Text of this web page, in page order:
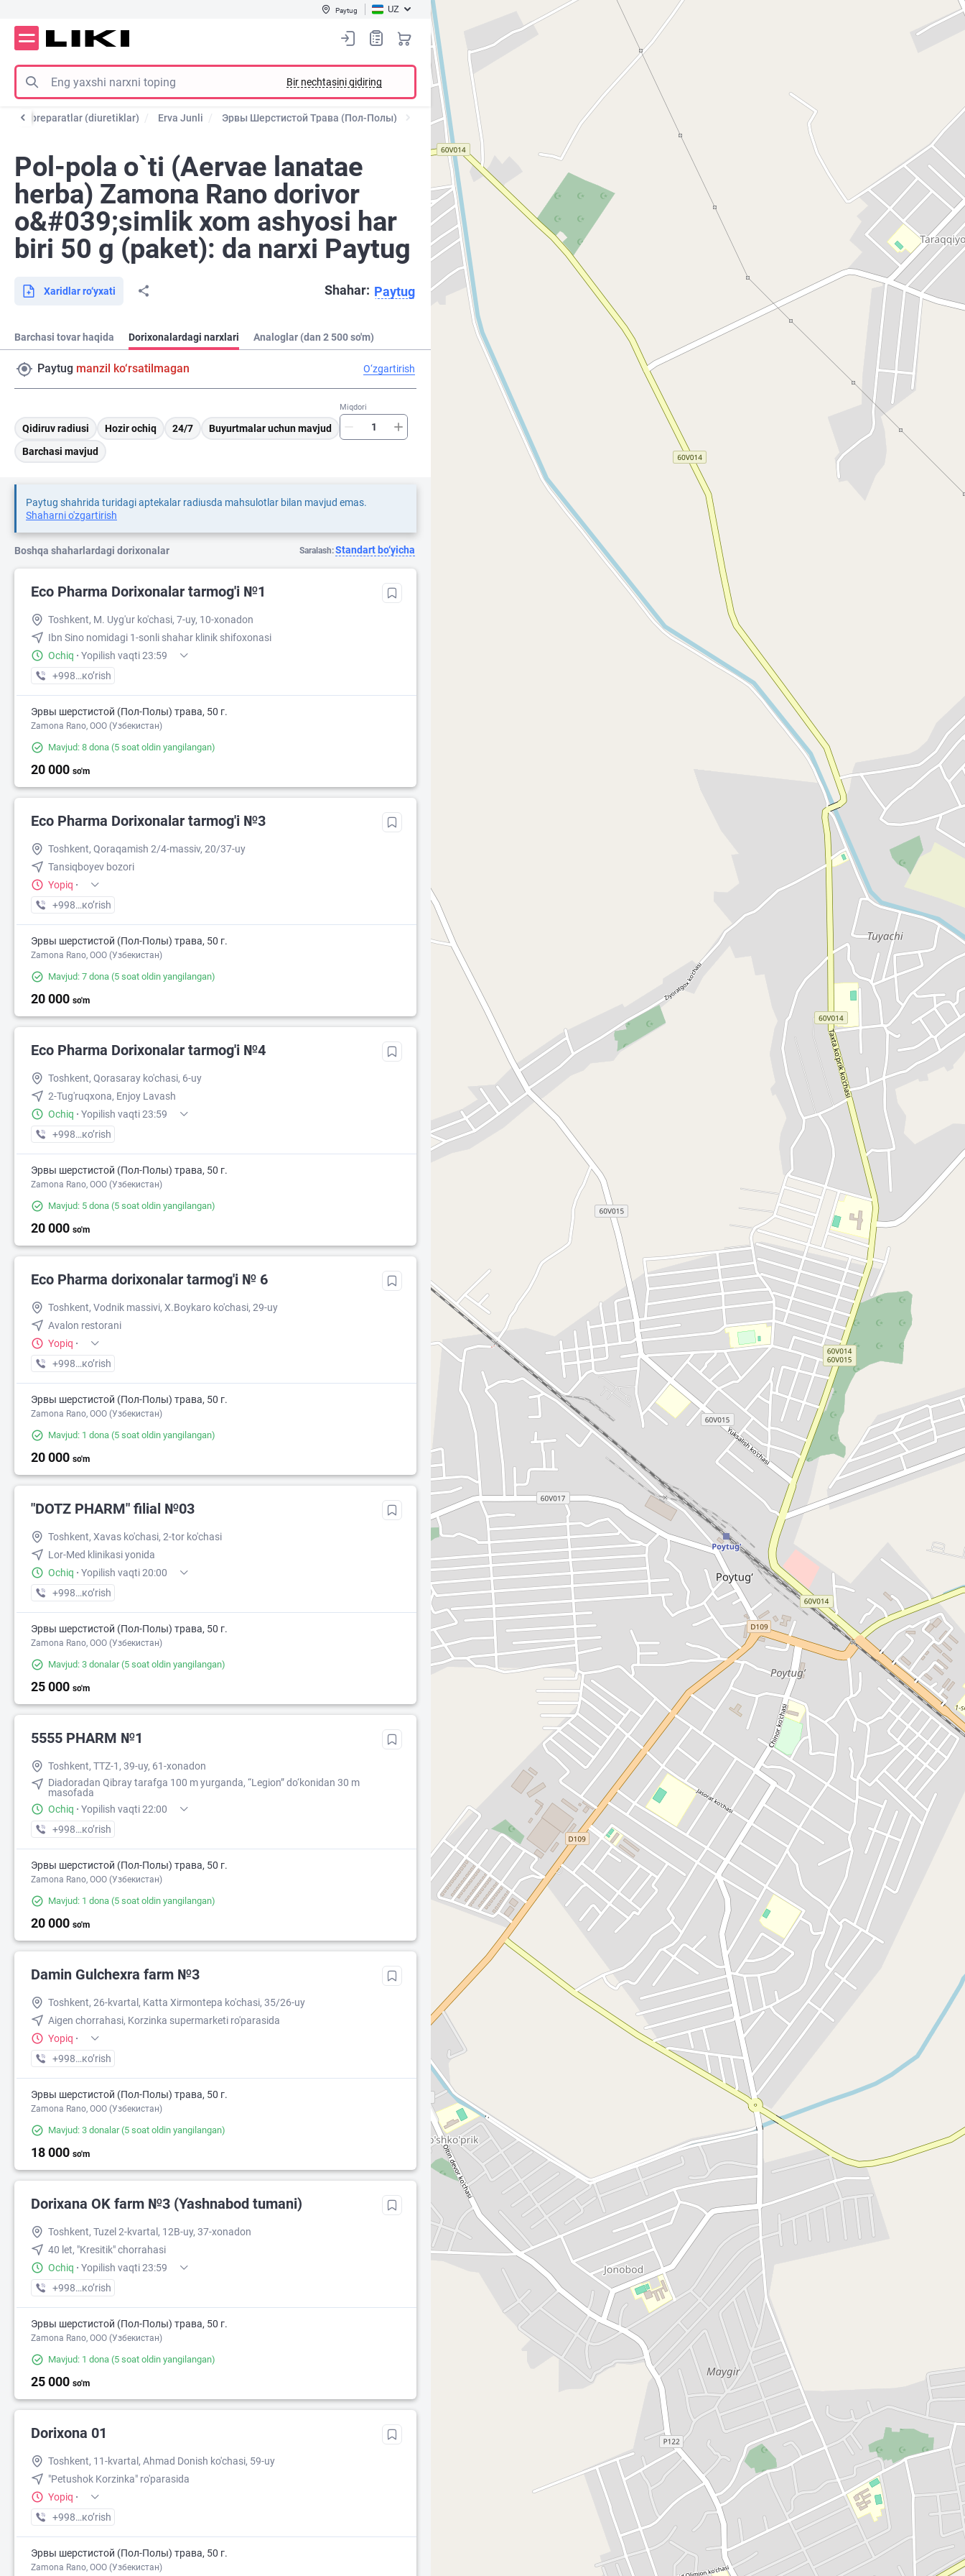
Paytug UZ
Bir nechtasini qidiring
preparatlar (diuretiklar) Erva Junli Эрвы Шерстистой Трава (Пол-Полы)
Pol-pola o`ti (Aervae lanatae
herba) Zamona Rano dorivor
o&#039;simlik xom ashyosi har
biri 50 g (paket): da narxi Paytug
Shahar: Paytug
Xaridlar ro‘yxati
Barchasi tovar haqida Dorixonalardagi narxlari Analoglar (dan 2 500 so'm)
Paytug manzil ko‘rsatilmagan O‘zgartirish
Qidiruv radiusi Hozir ochiq 24/7 Buyurtmalar uchun mavjud
Miqdori
Barchasi mavjud
Paytug shahrida turidagi aptekalar radiusda mahsulotlar bilan mavjud emas.
Shaharni o'zgartirish
Boshqa shaharlardagi dorixonalar Saralash:Standart bo‘yicha
Eco Pharma Dorixonalar tarmog'i №1
Toshkent, M. Uyg'ur ko'chasi, 7-uy, 10-xonadon
Ibn Sino nomidagi 1-sonli shahar klinik shifoxonasi
Ochiq · Yopilish vaqti 23:59
+998 (71) XXX-XX-XX
кo’rish
Эрвы шерстистой (Пол-Полы) трава, 50 г.
Zamona Rano, OOO (Узбекистан)
Mavjud: 8 dona (5 soat oldin yangilangan)
20 000 so'm
Eco Pharma Dorixonalar tarmog'i №3
Toshkent, Qoraqamish 2/4-massiv, 20/37-uy
Tansiqboyev bozori
Yopiq ·
+998 (99) XXX-XX-XX
кo’rish
Эрвы шерстистой (Пол-Полы) трава, 50 г.
Zamona Rano, OOO (Узбекистан)
Mavjud: 7 dona (5 soat oldin yangilangan)
20 000 so'm
Eco Pharma Dorixonalar tarmog'i №4
Toshkent, Qorasaray ko'chasi, 6-uy
2-Tug'ruqxona, Enjoy Lavash
Ochiq · Yopilish vaqti 23:59
+998 (55) XXX-XX-XX
кo’rish
Эрвы шерстистой (Пол-Полы) трава, 50 г.
Zamona Rano, OOO (Узбекистан)
Mavjud: 5 dona (5 soat oldin yangilangan)
20 000 so'm
Eco Pharma dorixonalar tarmog'i № 6
Toshkent, Vodnik massivi, X.Boykaro ko'chasi, 29-uy
Avalon restorani
Yopiq ·
+998 (55) XXX-XX-XX
кo’rish
Эрвы шерстистой (Пол-Полы) трава, 50 г.
Zamona Rano, OOO (Узбекистан)
Mavjud: 1 dona (5 soat oldin yangilangan)
20 000 so'm
"DOTZ PHARM" filial №03
Toshkent, Xavas ko'chasi, 2-tor ko'chasi
Lor-Med klinikasi yonida
Ochiq · Yopilish vaqti 20:00
+998 (95) XXX-XX-XX
кo’rish
Эрвы шерстистой (Пол-Полы) трава, 50 г.
Zamona Rano, OOO (Узбекистан)
Mavjud: 3 donalar(5 soat oldin yangilangan)
25 000 so'm
5555 PHARM №1
Toshkent, TTZ-1, 39-uy, 61-xonadon
Diadoradan Qibray tarafga 100 m yurganda, “Legion” do‘konidan 30 m
masofada
Ochiq · Yopilish vaqti 22:00
+998 (71) XXX-XX-XX
кo’rish
Эрвы шерстистой (Пол-Полы) трава, 50 г.
Zamona Rano, OOO (Узбекистан)
Mavjud: 1 dona (5 soat oldin yangilangan)
20 000 so'm
Damin Gulchexra farm №3
Toshkent, 26-kvartal, Katta Xirmontepa ko'chasi, 35/26-uy
Aigen chorrahasi, Korzinka supermarketi ro'parasida
Yopiq ·
+998 (97) XXX-XX-XX
кo’rish
Эрвы шерстистой (Пол-Полы) трава, 50 г.
Zamona Rano, OOO (Узбекистан)
Mavjud: 3 donalar(5 soat oldin yangilangan)
18 000 so'm
Dorixana OK farm №3 (Yashnabod tumani)
Toshkent, Tuzel 2-kvartal, 12B-uy, 37-xonadon
40 let, "Kresitik" chorrahasi
Ochiq · Yopilish vaqti 23:59
+998 (90) XXX-XX-XX
кo’rish
Эрвы шерстистой (Пол-Полы) трава, 50 г.
Zamona Rano, OOO (Узбекистан)
Mavjud: 1 dona (5 soat oldin yangilangan)
25 000 so'm
Dorixona 01
Toshkent, 11-kvartal, Ahmad Donish ko'chasi, 59-uy
"Petushok Korzinka" ro'parasida
Yopiq ·
+998 (97) XXX-XX-XX
кo’rish
Эрвы шерстистой (Пол-Полы) трава, 50 г.
Zamona Rano, OOO (Узбекистан)